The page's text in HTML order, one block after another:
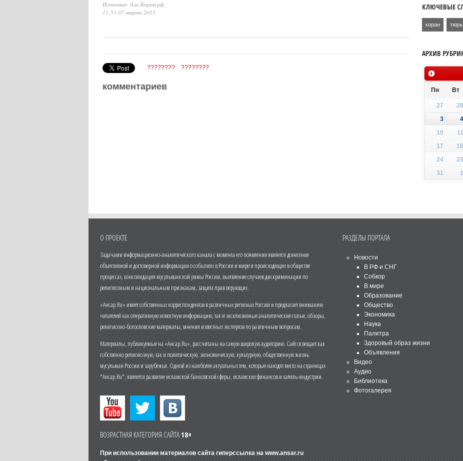
Источник: Аль-Коран.рф
11:53 07 марта 2011
???????? ????????
комментариев
КЛЮЧЕВЫЕ
коран
АРХИВ
Пн Вт
27 28
3
4
10
11
17
18
24
25
31
1
О ПРОЕКТЕ
Задачами информационно-аналитического канала с момента его появления является донесение
объективной и достоверной информации о событиях в России и мире и происходящих в обществе
процессах, консолидация мусульманской уммы России, выявление случаев дискриминации по
религиозным и национальным признакам, защита прав верующих.
«Ансар.Ru» имеет собственных корреспондентов в различных регионах России и предлагает вниманию
читателей как оперативную новостную информацию, так и эксклюзивные аналитические статьи, обзоры,
религиозно-богословские материалы, мнения известных экспертов по различным вопросам.
Материалы, публикуемые на «Ансар.Ru», рассчитаны на самую широкую аудиторию. Сайт освещает как
собственно религиозную, так и политическую, экономическую, культурную, общественную жизнь
мусульман России и зарубежья. Одной из наиболее актуальных тем, которые находят место на страницах
"Ансар.Ru", является развитие исламской банковской сферы, исламских финансов и халяль-индустрии.
ВОЗРАСТНАЯ КАТЕГОРИЯ САЙТА18+
При использовании материалов сайта гиперссылка на www.ansar.ru
РАЗДЕЛЫ ПОРТАЛА
Новости
В РФ и СНГ
Собкор
В мире
Образование
Общество
Экономика
Наука
Палитра
Здоровый образ жизни
Объявления
Видео
Аудио
Библиотека
Фотогалерея